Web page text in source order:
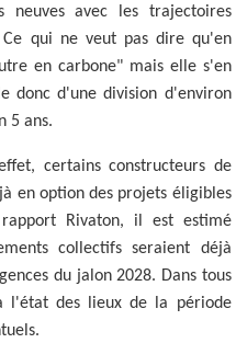
neuves avec les trajectoires
qui ne veut pas dire qu'en
en carbone" mais elle s'en
donc d'une division d'environ
5 ans.
certains constructeurs de
en option des projets éligibles
Rivaton, il est estimé
collectifs seraient déjà
du jalon 2028. Dans tous
l'état des lieux de la période